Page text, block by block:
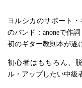
ヨルシカのサポート
のバンド：anoneで作
初のギター教則本が遂
初心者はもちろん、
ル・アップしたい中級